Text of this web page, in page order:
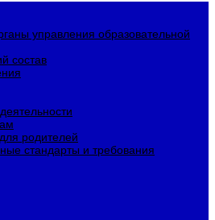
управления образовательной
состав
родителей
стандарты и требования